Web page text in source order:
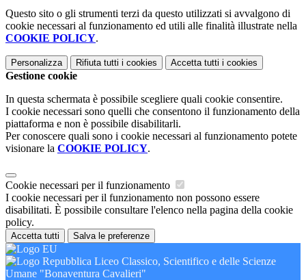
Questo sito o gli strumenti terzi da questo utilizzati si avvalgono di
cookie necessari al funzionamento ed utili alle finalità illustrate nella
COOKIE POLICY.
Personalizza Rifiuta tutti i cookies Accetta tutti i cookies
Gestione cookie
In questa schermata è possibile scegliere quali cookie consentire.
I cookie necessari sono quelli che consentono il funzionamento della
piattaforma e non è possibile disabilitarli.
Per conoscere quali sono i cookie necessari al funzionamento potete
visionare la COOKIE POLICY.
Cookie necessari per il funzionamento
I cookie necessari per il funzionamento non possono essere
disabilitati. È possibile consultare l'elenco nella pagina della cookie
policy.
Accetta tutti Salva le preferenze
Liceo Classico, Scientifico e delle Scienze
Umane "Bonaventura Cavalieri"